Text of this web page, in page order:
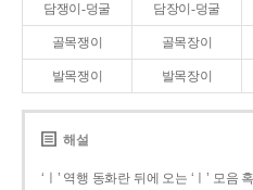
담쟁이-덩굴 담장이-덩굴
골목쟁이 골목장이
발목쟁이 발목장이
해설
‘ㅣ’ 역행 동화란 뒤에 오는 ‘ㅣ’ 모음